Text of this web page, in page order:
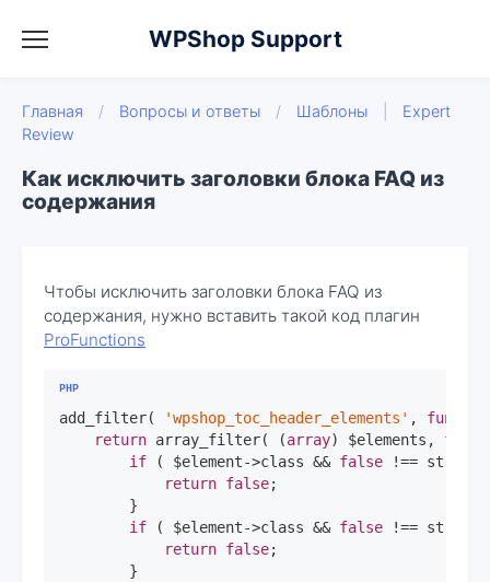
WPShop Support
Главная / Вопросы и ответы / Шаблоны
Expert
Review
Как исключить заголовки блока FAQ из
содержания
Чтобы исключить заголовки блока FAQ из
содержания, нужно вставить такой код плагин
ProFunctions
add_filter( 'wpshop_toc_header_elements' ,
return array_filter( (array) $elements,
if ( $element->class && false !== strpos(
return false;
        }
if ( $element->class && false !== strpos(
return false;
        }